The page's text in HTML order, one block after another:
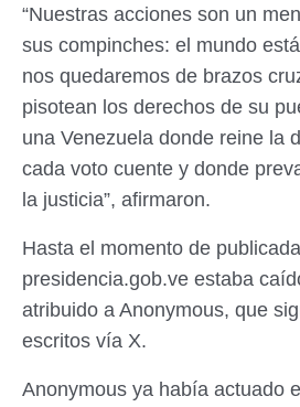
“Nuestras acciones son un
sus compinches: el mundo
nos quedaremos de brazos
pisotean los derechos de su
una Venezuela donde reine la
cada voto cuente y donde
la justicia”, afirmaron.
Hasta el momento de
presidencia.gob.ve estaba
atribuido a Anonymous, que
escritos vía X.
Anonymous ya había actuado